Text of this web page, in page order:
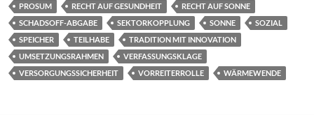
PROSUM
RECHT AUF GESUNDHEIT
RECHT AUF SONNE
SCHADSOFF-ABGABE
SEKTORKOPPLUNG SONNE
SOZIAL
SPEICHER
TEILHABE
TRADITION MIT INNOVATION
UMSETZUNGSRAHMEN
VERFASSUNGSKLAGE
VERSORGUNGSSICHERHEIT
VORREITERROLLE WÄRMEWENDE